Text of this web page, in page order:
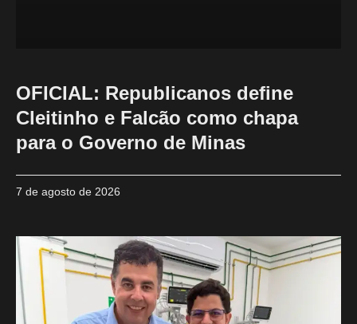
OFICIAL: Republicanos define
Cleitinho e Falcão como chapa
para o Governo de Minas
7 de agosto de 2026